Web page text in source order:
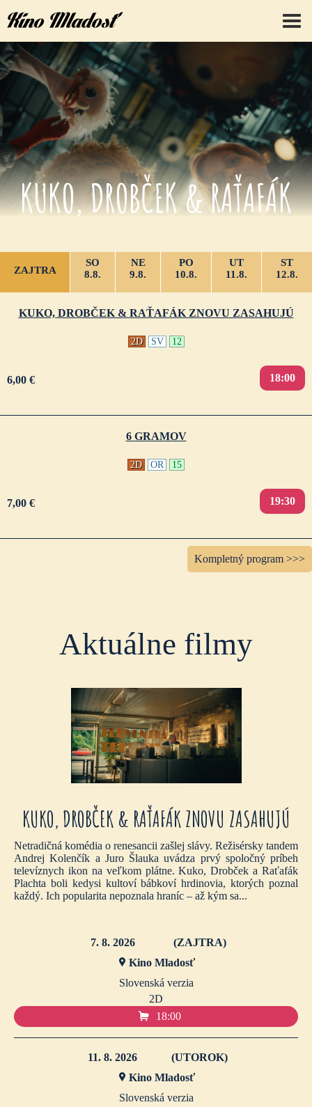
KUKO, DROBČEK & RAŤAFÁK
ZNOVU ZASAHUJÚ
ZAJTRA
SO
8.8.
NE
9.8.
PO
10.8.
UT
11.8.
ST
12.8.
KUKO, DROBČEK & RAŤAFÁK ZNOVU ZASAHUJÚ
2D SV 12
6,00 € 18:00
6 GRAMOV
2D OR 15
7,00 € 19:30
Kompletný program >>>
Aktuálne filmy
KUKO, DROBČEK & RAŤAFÁK ZNOVU ZASAHUJÚ
Netradičná komédia o renesancii zašlej slávy. Režisérsky tandem
Andrej Kolenčík a Juro Šlauka uvádza prvý spoločný príbeh
televíznych ikon na veľkom plátne. Kuko, Drobček a Raťafák
Plachta boli kedysi kultoví bábkoví hrdinovia, ktorých poznal
každý. Ich popularita nepoznala hraníc – až kým sa...
7. 8. 2026
(ZAJTRA)
Kino Mladosť
Slovenská verzia
2D
18:00
11. 8. 2026
(UTOROK)
Kino Mladosť
Slovenská verzia